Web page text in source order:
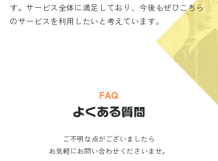
す。サービス全体に満足しており、今後もぜひこちら
のサービスを利用したいと考えています。
FAQ
よくある質問
ご不明な点がございましたら
お気軽にお問い合わせくださいませ。